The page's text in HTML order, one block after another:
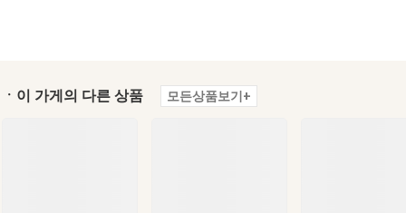
ㆍ이 가게의 다른 상품 모든상품보기+